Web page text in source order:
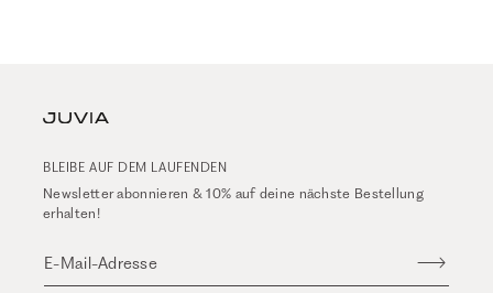
BLEIBE AUF DEM LAUFENDEN
Newsletter abonnieren & 10% auf deine nächste Bestellung
erhalten!
E-Mail-Adresse